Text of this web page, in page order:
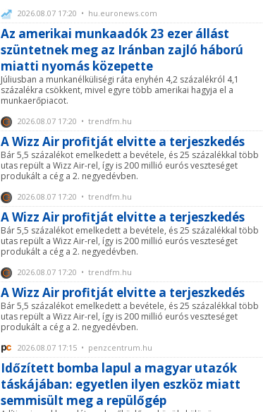
2026.08.07 17:20 • hu.euronews.com
Az amerikai munkaadók 23 ezer állást
szüntetnek meg az Iránban zajló háború
miatti nyomás közepette
Júliusban a munkanélküliségi ráta enyhén 4,2 százalékról 4,1
százalékra csökkent, mivel egyre több amerikai hagyja el a
munkaerőpiacot.
2026.08.07 17:20 • trendfm.hu
A Wizz Air profitját elvitte a terjeszkedés
Bár 5,5 százalékot emelkedett a bevétele, és 25 százalékkal több
utas repült a Wizz Air-rel, így is 200 millió eurós veszteséget
produkált a cég a 2. negyedévben.
2026.08.07 17:20 • trendfm.hu
A Wizz Air profitját elvitte a terjeszkedés
Bár 5,5 százalékot emelkedett a bevétele, és 25 százalékkal több
utas repült a Wizz Air-rel, így is 200 millió eurós veszteséget
produkált a cég a 2. negyedévben.
2026.08.07 17:20 • trendfm.hu
A Wizz Air profitját elvitte a terjeszkedés
Bár 5,5 százalékot emelkedett a bevétele, és 25 százalékkal több
utas repült a Wizz Air-rel, így is 200 millió eurós veszteséget
produkált a cég a 2. negyedévben.
2026.08.07 17:15 • penzcentrum.hu
Időzített bomba lapul a magyar utazók
táskájában: egyetlen ilyen eszköz miatt
semmisült meg a repülőgép